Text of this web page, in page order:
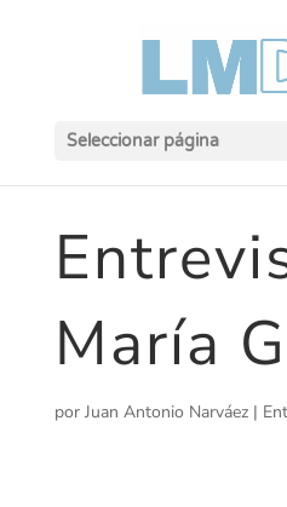
Seleccionar página
María
por Juan Antonio Narváez|